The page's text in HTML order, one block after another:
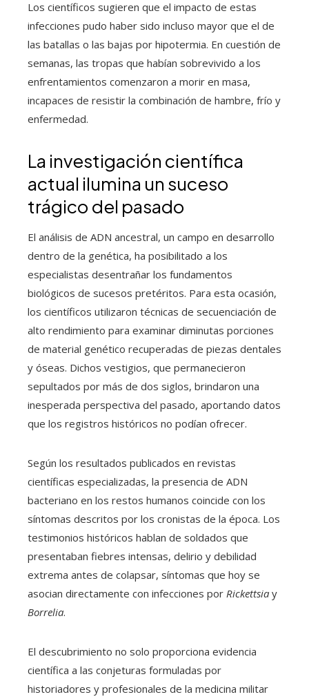
Los científicos sugieren que el impacto de estas
infecciones pudo haber sido incluso mayor que el de
las batallas o las bajas por hipotermia. En cuestión de
semanas, las tropas que habían sobrevivido a los
enfrentamientos comenzaron a morir en masa,
incapaces de resistir la combinación de hambre, frío y
enfermedad.
La investigación científica
actual ilumina un suceso
trágico del pasado
El análisis de ADN ancestral, un campo en desarrollo
dentro de la genética, ha posibilitado a los
especialistas desentrañar los fundamentos
biológicos de sucesos pretéritos. Para esta ocasión,
los científicos utilizaron técnicas de secuenciación de
alto rendimiento para examinar diminutas porciones
de material genético recuperadas de piezas dentales
y óseas. Dichos vestigios, que permanecieron
sepultados por más de dos siglos, brindaron una
inesperada perspectiva del pasado, aportando datos
que los registros históricos no podían ofrecer.
Según los resultados publicados en revistas
científicas especializadas, la presencia de ADN
bacteriano en los restos humanos coincide con los
síntomas descritos por los cronistas de la época. Los
testimonios históricos hablan de soldados que
presentaban fiebres intensas, delirio y debilidad
extrema antes de colapsar, síntomas que hoy se
asocian directamente con infecciones por Rickettsia y
Borrelia.
El descubrimiento no solo proporciona evidencia
científica a las conjeturas formuladas por
historiadores y profesionales de la medicina militar